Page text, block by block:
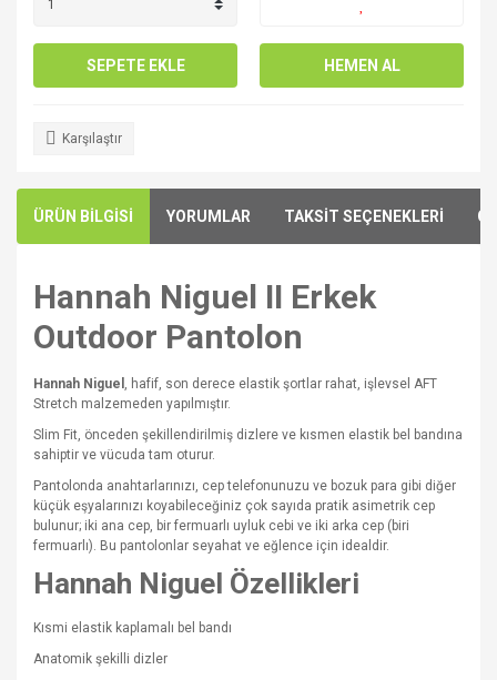
SEPETE EKLE HEMEN AL
Karşılaştır
ÜRÜN BİLGİSİ YORUMLAR TAKSİT SEÇENEKLERİ
Hannah Niguel II Erkek
Outdoor Pantolon
Hannah Niguel , hafif, son derece elastik şortlar rahat, işlevsel AFT
Stretch malzemeden yapılmıştır.
Slim Fit, önceden şekillendirilmiş dizlere ve kısmen elastik bel bandına
sahiptir ve vücuda tam oturur.
Pantolonda anahtarlarınızı, cep telefonunuzu ve bozuk para gibi diğer
küçük eşyalarınızı koyabileceğiniz çok sayıda pratik asimetrik cep
bulunur; iki ana cep, bir fermuarlı uyluk cebi ve iki arka cep (biri
fermuarlı). Bu pantolonlar seyahat ve eğlence için idealdir.
Hannah Niguel Özellikleri
Kısmi elastik kaplamalı bel bandı
Anatomik şekilli dizler